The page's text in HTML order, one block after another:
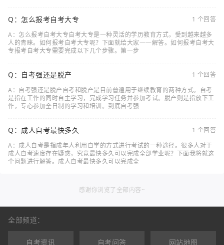
Q：怎么报考自考大专
1 个回答
A：怎么报考自考大专自考大专是一种灵活的学历教育方式，受到越来越多
人的青睐。如何报考自考大专呢？下面就给大家一一解答。如何报考自考大
专报考自考大专需要完成以下几个步骤。第一步
Q：自考强还是脱产
1 个回答
A：自考强还是脱产自考和脱产是目前普遍用于继续教育的两种方式。自考
是指在工作的同时自主学习，完成学习任务并参加考试。脱产则是指放下工
作，专心参加全日制的学习和培训。到底自考强
Q：成人自考最快多久
1 个回答
A：成人自考是指成年人利用自学的方式进行考试的一种途径。很多人对于
成人自考速度存在疑惑，究竟最快多久可以完成全部学业呢？下面我将就这
个问题进行解答。成人自考最快多久可以完成全
感谢你浏览了全部内容~
全部频道：
自考资讯 自考问答 网站地图